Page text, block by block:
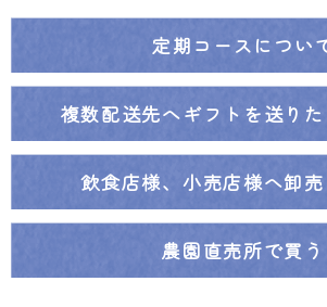
定期コースについ
複数配送先へギフトを送り
飲食店様、小売店様へ卸
農園直売所で買う